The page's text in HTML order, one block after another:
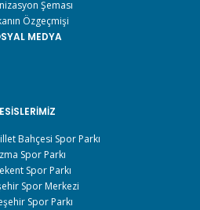
Şeması
Özgeçmişi
MEDYA
Bahçesi Spor Parkı
Spor Parkı
Spor Parkı
Spor Merkezi
Spor Parkı